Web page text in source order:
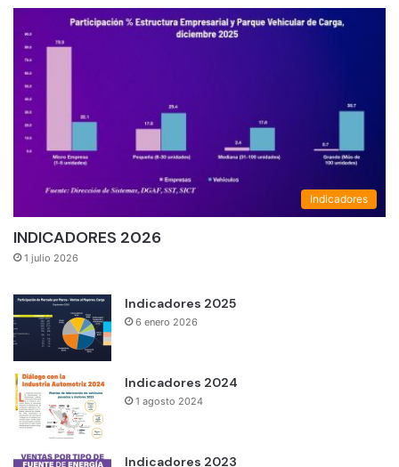
Indicadores
INDICADORES 2026
1 julio 2026
Indicadores 2025
6 enero 2026
Indicadores 2024
1 agosto 2024
Indicadores 2023